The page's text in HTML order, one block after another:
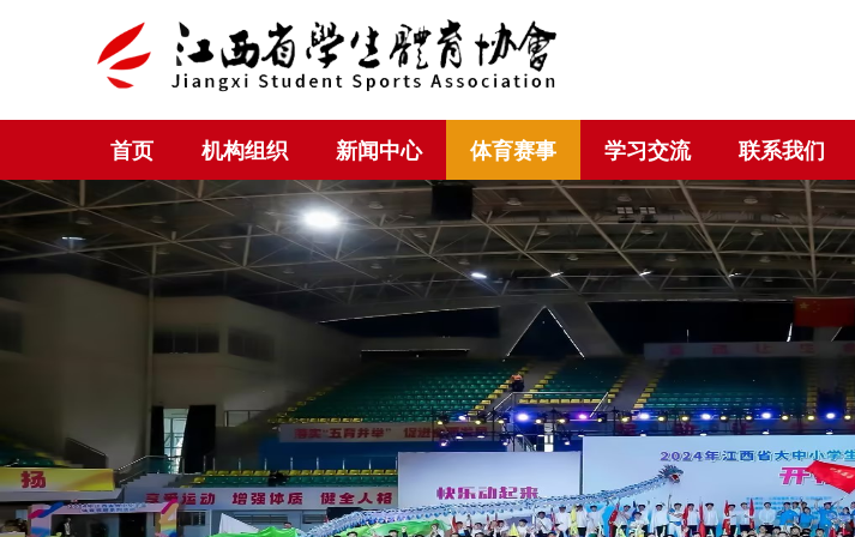
首页 机构组织 新闻中心 体育赛事 学习交流 联系我们